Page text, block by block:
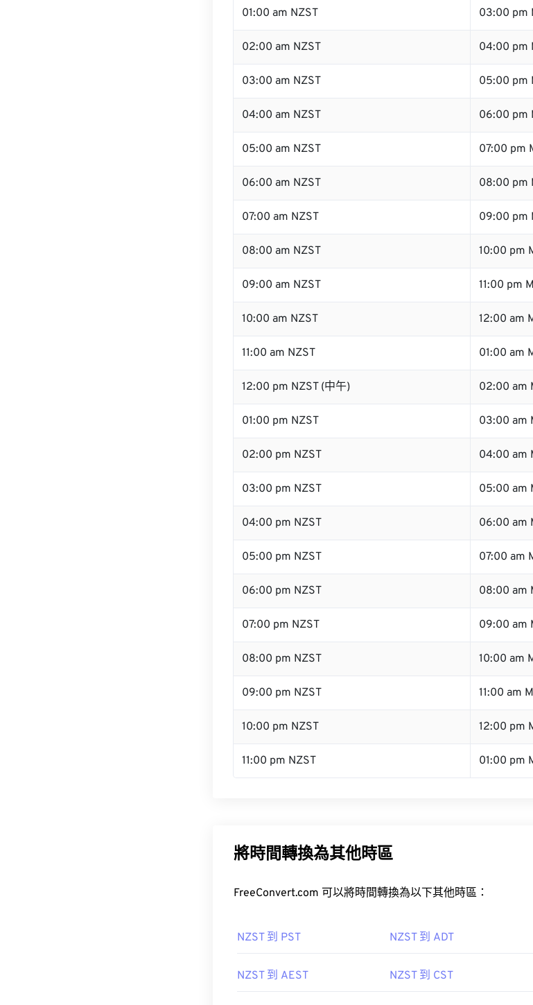
01:00 am NZST 03:00 pm
02:00 am NZST 04:00 pm
03:00 am NZST 05:00 pm
04:00 am NZST 06:00 pm
05:00 am NZST 07:00 pm
06:00 am NZST 08:00 pm
07:00 am NZST 09:00 pm
08:00 am NZST 10:00 pm
09:00 am NZST 11:00 pm
10:00 am NZST 12:00 am
11:00 am NZST 01:00 am
12:00 pm NZST (中午) 02:00 am
01:00 pm NZST 03:00 am
02:00 pm NZST 04:00 am
03:00 pm NZST 05:00 am
04:00 pm NZST 06:00 am
05:00 pm NZST 07:00 am
06:00 pm NZST 08:00 am
07:00 pm NZST 09:00 am
08:00 pm NZST 10:00 am
09:00 pm NZST 11:00 am
10:00 pm NZST 12:00 pm
11:00 pm NZST 01:00 pm
將時間轉換為其他時區
FreeConvert.com 可以將時間轉換為以下其他時區：
NZST 到 PST NZST 到 ADT
NZST 到 AEST NZST 到 CST